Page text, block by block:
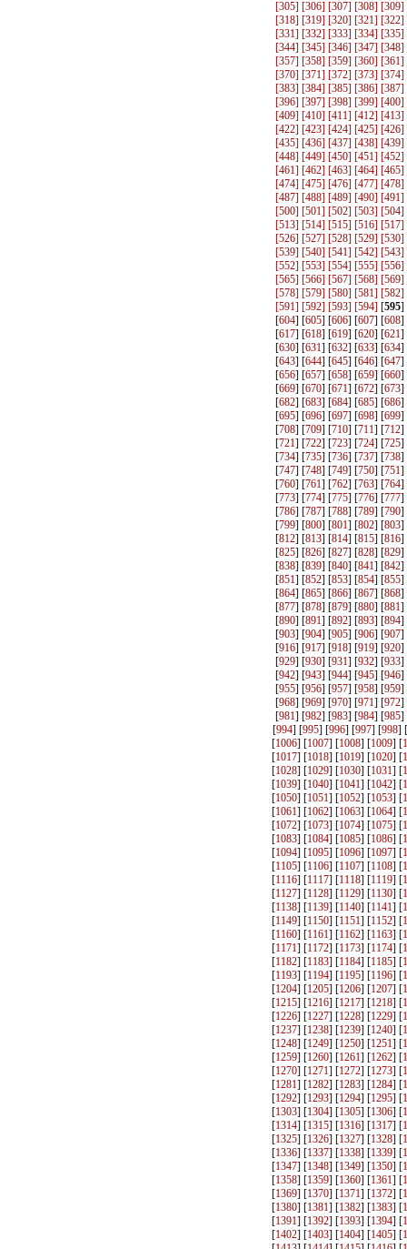
[305] [306] [307] [308] [309]
[318] [319] [320] [321] [322]
[331] [332] [333] [334] [335]
[344] [345] [346] [347] [348]
[357] [358] [359] [360] [361]
[370] [371] [372] [373] [374]
[383] [384] [385] [386] [387]
[396] [397] [398] [399] [400]
[409] [410] [411] [412] [413]
[422] [423] [424] [425] [426]
[435] [436] [437] [438] [439]
[448] [449] [450] [451] [452]
[461] [462] [463] [464] [465]
[474] [475] [476] [477] [478]
[487] [488] [489] [490] [491]
[500] [501] [502] [503] [504]
[513] [514] [515] [516] [517]
[526] [527] [528] [529] [530]
[539] [540] [541] [542] [543]
[552] [553] [554] [555] [556]
[565] [566] [567] [568] [569]
[578] [579] [580] [581] [582]
[591] [592] [593] [594] [595]
[604] [605] [606] [607] [608]
[617] [618] [619] [620] [621]
[630] [631] [632] [633] [634]
[643] [644] [645] [646] [647]
[656] [657] [658] [659] [660]
[669] [670] [671] [672] [673]
[682] [683] [684] [685] [686]
[695] [696] [697] [698] [699]
[708] [709] [710] [711] [712]
[721] [722] [723] [724] [725]
[734] [735] [736] [737] [738]
[747] [748] [749] [750] [751]
[760] [761] [762] [763] [764]
[773] [774] [775] [776] [777]
[786] [787] [788] [789] [790]
[799] [800] [801] [802] [803]
[812] [813] [814] [815] [816]
[825] [826] [827] [828] [829]
[838] [839] [840] [841] [842]
[851] [852] [853] [854] [855]
[864] [865] [866] [867] [868]
[877] [878] [879] [880] [881]
[890] [891] [892] [893] [894]
[903] [904] [905] [906] [907]
[916] [917] [918] [919] [920]
[929] [930] [931] [932] [933]
[942] [943] [944] [945] [946]
[955] [956] [957] [958] [959]
[968] [969] [970] [971] [972]
[981] [982] [983] [984] [985]
[994] [995] [996] [997] [998] [
[1006] [1007] [1008] [1009] [
[1017] [1018] [1019] [1020] [
[1028] [1029] [1030] [1031] [
[1039] [1040] [1041] [1042] [
[1050] [1051] [1052] [1053] [
[1061] [1062] [1063] [1064] [
[1072] [1073] [1074] [1075] [
[1083] [1084] [1085] [1086] [
[1094] [1095] [1096] [1097] [
[1105] [1106] [1107] [1108] [
[1116] [1117] [1118] [1119] [
[1127] [1128] [1129] [1130] [
[1138] [1139] [1140] [1141] [
[1149] [1150] [1151] [1152] [
[1160] [1161] [1162] [1163] [
[1171] [1172] [1173] [1174] [
[1182] [1183] [1184] [1185] [
[1193] [1194] [1195] [1196] [
[1204] [1205] [1206] [1207] [
[1215] [1216] [1217] [1218] [
[1226] [1227] [1228] [1229] [
[1237] [1238] [1239] [1240] [
[1248] [1249] [1250] [1251] [
[1259] [1260] [1261] [1262] [
[1270] [1271] [1272] [1273] [
[1281] [1282] [1283] [1284] [
[1292] [1293] [1294] [1295] [
[1303] [1304] [1305] [1306] [
[1314] [1315] [1316] [1317] [
[1325] [1326] [1327] [1328] [
[1336] [1337] [1338] [1339] [
[1347] [1348] [1349] [1350] [
[1358] [1359] [1360] [1361] [
[1369] [1370] [1371] [1372] [
[1380] [1381] [1382] [1383] [
[1391] [1392] [1393] [1394] [
[1402] [1403] [1404] [1405] [